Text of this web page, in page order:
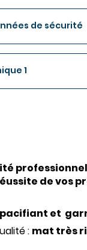
de vos
et
: mat très
de sécurité
1